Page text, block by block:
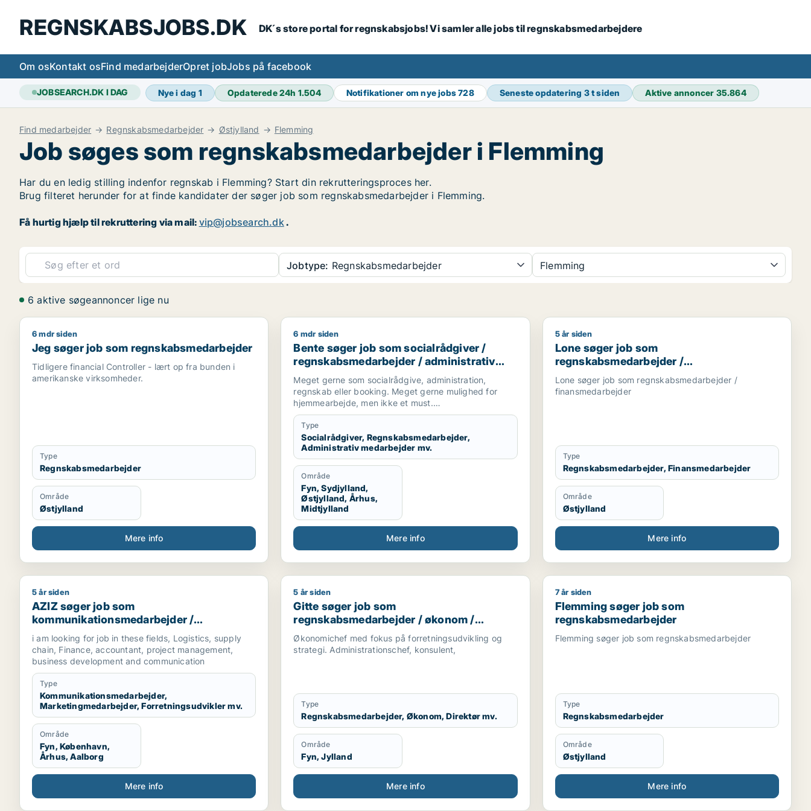
REGNSKABSJOBS.DK DK´s store portal for regnskabsjobs! Vi samler alle jobs til regnskabsmedarbejdere
Om osKontakt osFind medarbejderOpret jobJobs på facebook
JOBSEARCH.DK I DAG Nye i dag 1 Opdaterede 24h 1.504 Notifikationer om nye jobs728 Seneste opdatering 3 t siden Aktive annoncer 35.864
Find medarbejder Regnskabsmedarbejder Østjylland Flemming
Job søges som regnskabsmedarbejder i Flemming
Har du en ledig stilling indenfor regnskab i Flemming? Start din rekrutteringsproces her.
Brug filteret herunder for at finde kandidater der søger job som regnskabsmedarbejder i Flemming.
Få hurtig hjælp til rekruttering via mail: vip@jobsearch.dk.
Jobtype: Regnskabsmedarbejder Flemming
6 aktive søgeannoncer lige nu
Jeg søger job som regnskabsmedarbejder
6 mdr siden
Jeg søger job som regnskabsmedarbejder
Tidligere financial Controller - lært op fra bunden i
amerikanske virksomheder.
Type
Regnskabsmedarbejder
Område
Østjylland
Mere info
Bente søger job som socialrådgiver / regnskabsmedarbejder / administrativ medarbejder / kontorassistent
6 mdr siden
Bente søger job som socialrådgiver /
regnskabsmedarbejder / administrativ
medarbejder / kontorassistent
Meget gerne som socialrådgive, administration,
regnskab eller booking. Meget gerne mulighed for
hjemmearbejde, men ikke et must.
Sekretær for studerende
Type
Socialrådgiver, Regnskabsmedarbejder,
Administrativ medarbejder mv.
Område
Fyn, Sydjylland,
Østjylland, Århus,
Midtjylland
Mere info
Lone søger job som regnskabsmedarbejder /
5 år siden
Lone søger job som
regnskabsmedarbejder /
finansmedarbejder
Lone søger job som regnskabsmedarbejder /
finansmedarbejder
Type
Regnskabsmedarbejder, Finansmedarbejder
Område
Østjylland
Mere info
AZIZ søger job som kommunikationsmedarbejder / marketingmedarbejder / forretningsudvikler / regnskabsmedarbejder / revisor
5 år siden
AZIZ søger job som
kommunikationsmedarbejder /
marketingmedarbejder /
forretningsudvikler /
regnskabsmedarbejder / revisor
i am looking for job in these fields, Logistics, supply
chain, Finance, accountant, project management,
business development and communication
Type
Kommunikationsmedarbejder,
Marketingmedarbejder, Forretningsudvikler mv.
Område
Fyn, København,
Århus, Aalborg
Mere info
Gitte søger job som regnskabsmedarbejder / økonom / direktør / hr-chef / lønspecialist
5 år siden
Gitte søger job som
regnskabsmedarbejder / økonom /
direktør / hr-chef / lønspecialist
Økonomichef med fokus på forretningsudvikling og
strategi. Administrationschef, konsulent,
Type
Regnskabsmedarbejder, Økonom, Direktør mv.
Område
Fyn, Jylland
Mere info
Flemming søger job som regnskabsmedarbejder
7 år siden
Flemming søger job som
regnskabsmedarbejder
Flemming søger job som regnskabsmedarbejder
Type
Regnskabsmedarbejder
Område
Østjylland
Mere info